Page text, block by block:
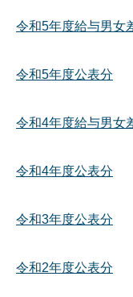
令和5年度給与男女
令和5年度公表分
令和4年度給与男女
令和4年度公表分
令和3年度公表分
令和2年度公表分